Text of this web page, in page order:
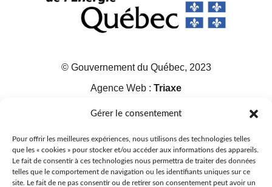
Gérer le consentement
Pour offrir les meilleures expériences, nous utilisons des technologies telles
que les « cookies » pour stocker et/ou accéder aux informations des appareils.
Le fait de consentir à ces technologies nous permettra de traiter des données
telles que le comportement de navigation ou les identifiants uniques sur ce
site. Le fait de ne pas consentir ou de retirer son consentement peut avoir un
© Gouvernement du Québec, 2023
Agence Web : Triaxe